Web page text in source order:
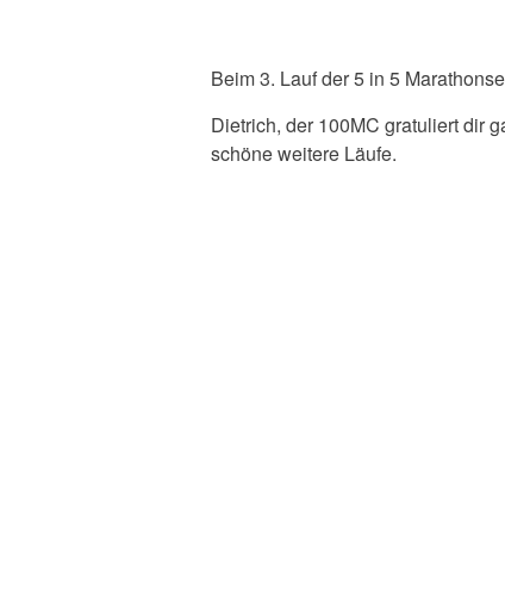
Beim 3. Lauf der 5 in 5
Dietrich, der 100MC gratuliert dir
schöne weitere Läufe.